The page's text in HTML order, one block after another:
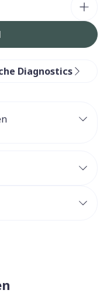
Diagnostics